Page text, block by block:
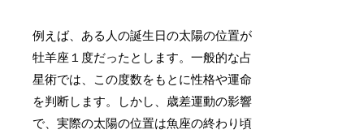
例えば、ある人の誕生日の太陽の位置が
牡羊座１度だったとします。一般的な占
星術では、この度数をもとに性格や運命
を判断します。しかし、歳差運動の影響
で、実際の太陽の位置は魚座の終わり頃